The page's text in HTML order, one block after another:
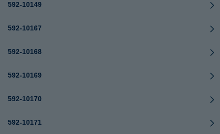
592-10149
592-10167
592-10168
592-10169
592-10170
592-10171